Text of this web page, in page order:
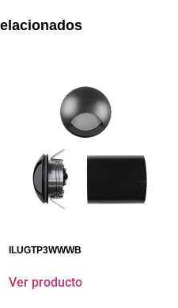
ILUGTP3WWWB
Ver producto